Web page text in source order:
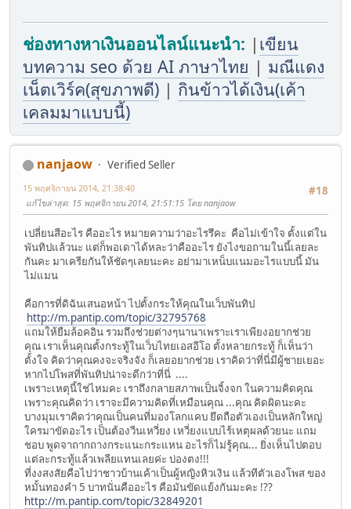
ช่องทางหาเงินออนไลน์แนะนำ: | เขียน
บทความ seo ด้วย AI ภาษาไทย | มณีแดง
เน็ตเวิร์ค(สุขภาพดี) | กินข้าวได้เงิน(เค้า
เคลมมาแบบนี้)
nanjaow
Verified Seller
#18
15 พฤศจิกายน 2014, 21:38:40
แก้ไขล่าสุด: 15 พฤศจิกายน 2014, 21:51:15 โดย nanjaow
เปลี่ยนสีอะไร คืออะไร หมายความว่าอะไรรึคะ คือไม่เข้าใจ ตั้งแต่ใน
พันทิปแล้วนะ แต่ก็พอเดาได้หละว่าคืออะไร ยังไงขอถามในนี้เลยละ
กันคะ มาเครียกันให้ชัดๆเลยนะคะ อย่ามาเหน็บแนมอะไรแบบนี้ มัน
ไม่แมน
คือการที่ดิฉันเสนอหน้า ไปตั้งกระให้คุณในเว็บพันทิป
http://m.pantip.com/topic/32795768
แถมให้ยืมล้อคอิน รวมถึงช่วยต่างๆนานาเพราะเราเพียงอยากช่วย
คุณ เราเห็นคุณตั้งกระทู้ในเว็บไทยเอสอีโอ ตั้งหลายกระทู้ ก็เห็นว่า
ตั้งใจ คิดว่าคุณคงจะจริงจัง ก็เลยอยากช่วย เราคิดว่าที่นี่มีผู้ชายเยอะ
หากไปโพสที่พันทิปน่าจะดีกว่าที่นี่ ....
เพราะเหตุนี้ใช่ไหมคะ เราถึงกลายสภาพเป็นจิ้งจก ในความคิดคุณ
เพราะคุณคิดว่า เราจะมีความคิดที่เหมือนคุณ ...คุณ คิดผิดนะคะ
บางมุมเราคิดว่าคุณเป็นคนที่มองโลกแคบ ยึดถือตัวเองเป็นหลักใหญ่
ใครมาขัดอะไร เป็นต้องวีนเหวี่ยง เหวี่ยงแบบไร้เหตุผลด้วยนะ แถม
ชอบ พูดจาถากถางกระแนะกระแหน อะไรก็ไม่รู้คุณ... ยิ่งเห็นไปตอบ
แต่ละกระทู้แล้วเพลียแทนเลยค่ะ บ่องตง!!!
ที่งงสงสัยคือไปว่าชาวบ้านเค้าเป็นผู้หญิงหิวเงิน แล้วทีตัวเองโพส ของ
หมั้นทองคำ 5 บาทนั่นคืออะไร คือมันขัดแย้งกันมะคะ !??
http://m.pantip.com/topic/32849201